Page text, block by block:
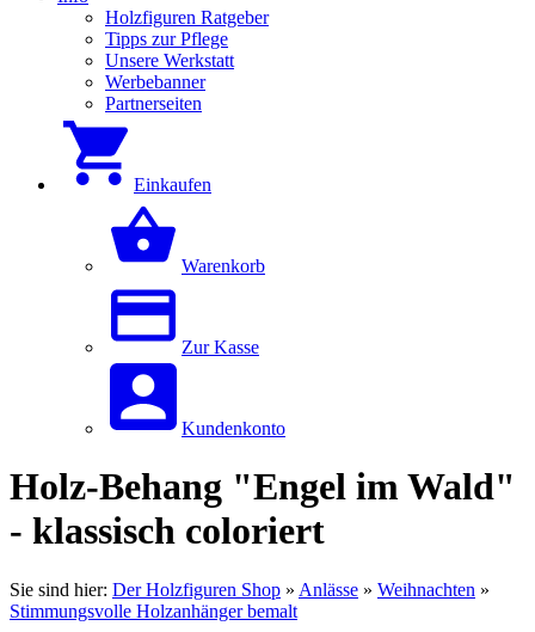
Holzfiguren Ratgeber
Tipps zur Pflege
Unsere Werkstatt
Werbebanner
Partnerseiten
Einkaufen
Warenkorb
Zur Kasse
Kundenkonto
Holz-Behang "Engel im Wald"
- klassisch coloriert
Sie sind hier: Der Holzfiguren Shop » Anlässe » Weihnachten »
Stimmungsvolle Holzanhänger bemalt